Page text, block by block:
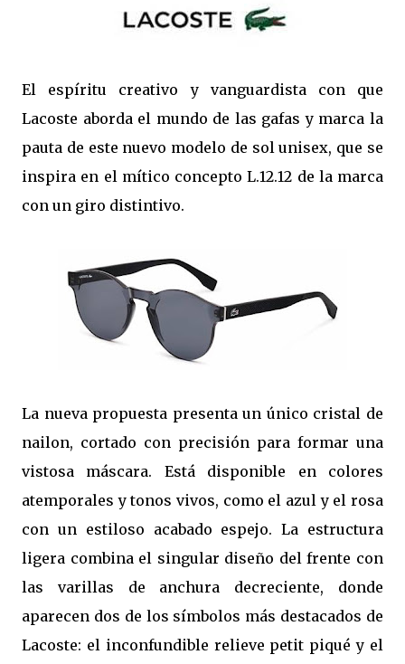
El espíritu creativo y vanguardista con que
Lacoste aborda el mundo de las gafas y marca la
pauta de este nuevo modelo de sol unisex, que se
inspira en el mítico concepto L.12.12 de la marca
con un giro distintivo.
La nueva propuesta presenta un único cristal de
nailon, cortado con precisión para formar una
vistosa máscara. Está disponible en colores
atemporales y tonos vivos, como el azul y el rosa
con un estiloso acabado espejo. La estructura
ligera combina el singular diseño del frente con
las varillas de anchura decreciente, donde
aparecen dos de los símbolos más destacados de
Lacoste: el inconfundible relieve petit piqué y el